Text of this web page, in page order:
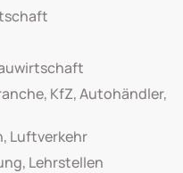
KfZ, Autohändler,
Luftverkehr
Lehrstellen